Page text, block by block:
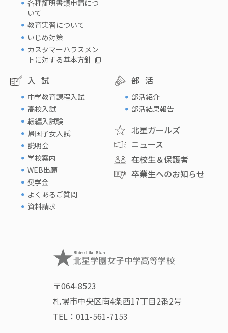
各種証明書類申請につ
いて
教育実習について
いじめ対策
カスタマーハラスメン
トに対する基本方針
入試
中学教育課程入試
高校入試
転編入試験
帰国子女入試
説明会
学校案内
WEB出願
奨学金
よくあるご質問
資料請求
部活
部活紹介
部活結果報告
北星ガールズ
ニュース
在校生＆保護者
卒業生へのお知らせ
〒064-8523
札幌市中央区南4条西17丁目2番2号
TEL： 011-561-7153